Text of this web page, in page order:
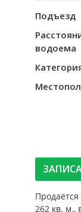
Подъезд
водоема
262 кв. м.,